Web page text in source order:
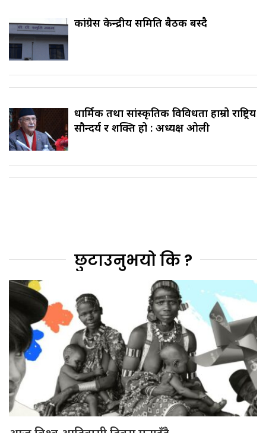
कांग्रेस केन्द्रीय समिति बैठक बस्दै
धार्मिक तथा सांस्कृतिक विविधता हाम्रो राष्ट्रिय
सौन्दर्य र शक्ति हो : अध्यक्ष ओली
छुटाउनुभयो कि ?